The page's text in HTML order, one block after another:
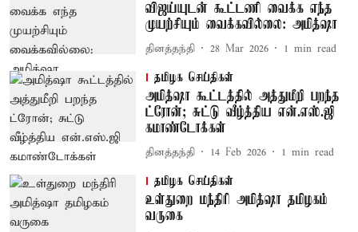
விஜய்யுடன் கூட்டணி வைக்க எந்த
முயற்சியும் வைக்கவில்லை: அமித்ஷா
தினத்தந்தி 28 Mar 2026 1 min read
தமிழக செய்திகள்
அமித்ஷா கூட்டத்தில் அத்துமீறி பறந்த
ட்ரோன்; சுட்டு வீழ்த்திய என்.எஸ்.ஜி
கமாண்டோக்கள்
தினத்தந்தி 14 Feb 2026 1 min read
தமிழக செய்திகள்
உள்துறை மந்திரி அமித்ஷா தமிழகம்
வருகை